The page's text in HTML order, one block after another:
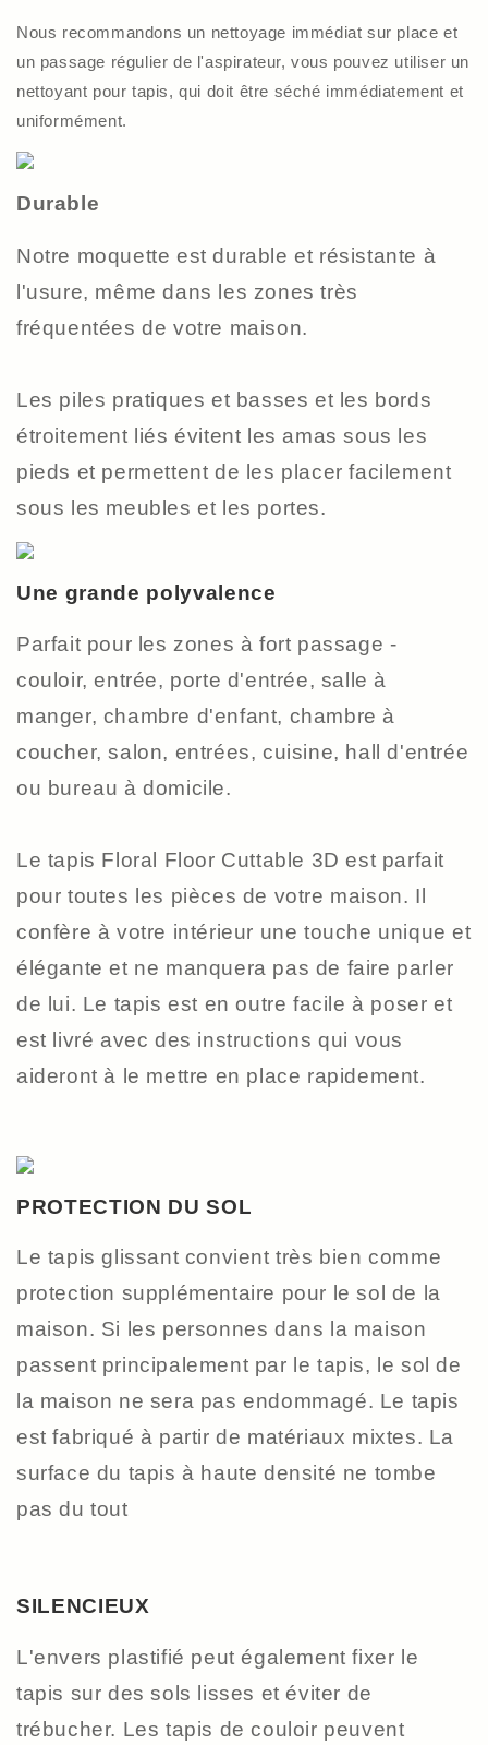
Nous recommandons un nettoyage immédiat sur place et
un passage régulier de l'aspirateur, vous pouvez utiliser un
nettoyant pour tapis, qui doit être séché immédiatement et
uniformément.
Durable
Notre moquette est durable et résistante à
l'usure, même dans les zones très
fréquentées de votre maison.
Les piles pratiques et basses et les bords
étroitement liés évitent les amas sous les
pieds et permettent de les placer facilement
sous les meubles et les portes.
Une grande polyvalence
Parfait pour les zones à fort passage -
couloir, entrée, porte d'entrée, salle à
manger, chambre d'enfant, chambre à
coucher, salon, entrées, cuisine, hall d'entrée
ou bureau à domicile.
Le tapis Floral Floor Cuttable 3D est parfait
pour toutes les pièces de votre maison. Il
confère à votre intérieur une touche unique et
élégante et ne manquera pas de faire parler
de lui. Le tapis est en outre facile à poser et
est livré avec des instructions qui vous
aideront à le mettre en place rapidement.
PROTECTION DU SOL
Le tapis glissant convient très bien comme
protection supplémentaire pour le sol de la
maison. Si les personnes dans la maison
passent principalement par le tapis, le sol de
la maison ne sera pas endommagé. Le tapis
est fabriqué à partir de matériaux mixtes. La
surface du tapis à haute densité ne tombe
pas du tout
SILENCIEUX
L'envers plastifié peut également fixer le
tapis sur des sols lisses et éviter de
trébucher. Les tapis de couloir peuvent